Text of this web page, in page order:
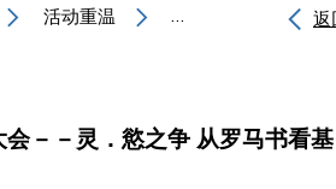
活动重温 第23届培灵奋兴大返
－－灵．慾之争 从罗马书看基